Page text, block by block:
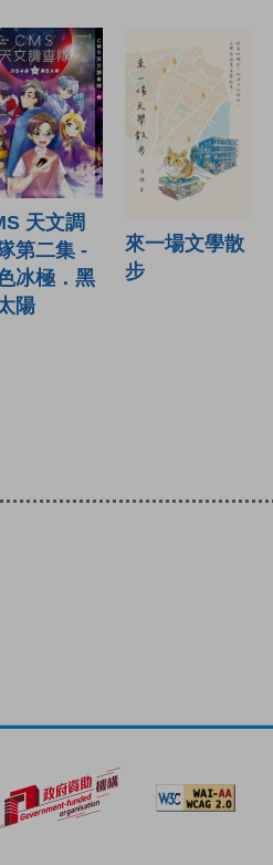
天文調
第二集 -
冰極．黑
陽
來一場文學散
步